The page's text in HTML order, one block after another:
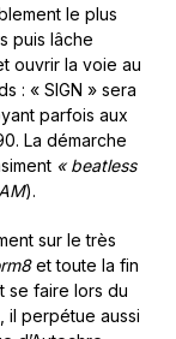
le plus
puis lâche
ouvrir la voie au
: « SIGN » sera
parfois aux
La démarche
« beatless
).
sur le très
et toute la fin
se faire lors du
il perpétue aussi